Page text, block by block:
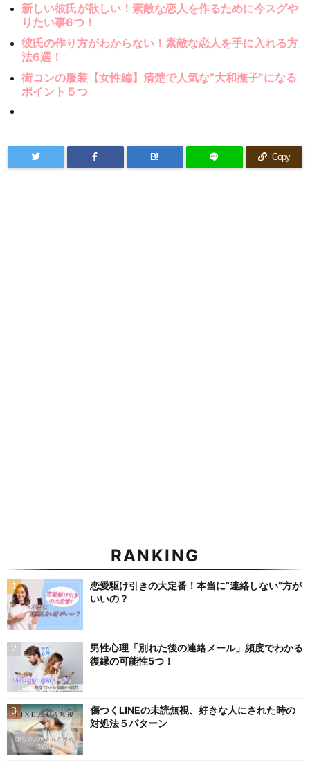
新しい彼氏が欲しい！素敵な恋人を作るために今スグや
りたい事6つ！
彼氏の作り方がわからない！素敵な恋人を手に入れる方
法6選！
街コンの服装【女性編】清楚で人気な“大和撫子”になる
ポイント５つ
B! Copy
RANKING
恋愛駆け引きの大定番！本当に”連絡しない”方が
いいの？
男性心理「別れた後の連絡メール」頻度でわかる
復縁の可能性5つ！
傷つくLINEの未読無視、好きな人にされた時の
対処法５パターン